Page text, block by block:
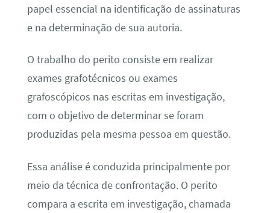
papel essencial na identificação de assinaturas
e na determinação de sua autoria.
O trabalho do perito consiste em realizar
exames grafotécnicos ou exames
grafoscópicos nas escritas em investigação,
com o objetivo de determinar se foram
produzidas pela mesma pessoa em questão.
Essa análise é conduzida principalmente por
meio da técnica de confrontação. O perito
compara a escrita em investigação, chamada